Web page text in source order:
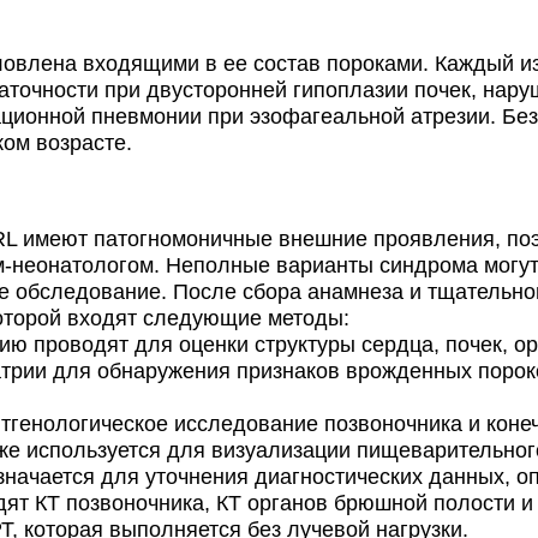
входящими в ее состав пороками. Каждый
при двусторонней гипоплазии почек,
пневмонии при эзофагеальной атрезии.
возрасте.
имеют патогномоничные внешние проявления,
Неполные варианты синдрома
обследование. После сбора анамнеза и
входят следующие методы:
проводят для оценки структуры сердца, почек,
для обнаружения признаков врожденных
исследование позвоночника и
используется для визуализации
для уточнения диагностических данных,
КТ позвоночника, КТ органов брюшной полости
выполняется без лучевой нагрузки.